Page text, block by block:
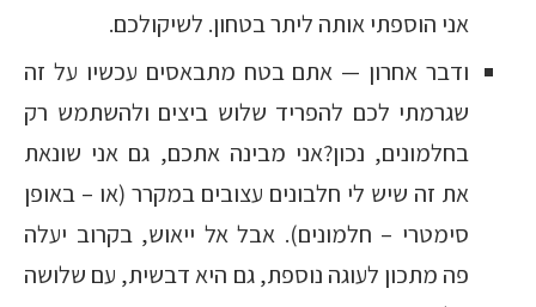
אני הוספתי אותה ליתר בטחון. לשיקולכם.
ודבר אחרון — אתם בטח מתבאסים עכשיו על זה
שגרמתי לכם להפריד שלוש ביצים ולהשתמש רק
בחלמונים, נכון?אני מבינה אתכם, גם אני שונאת
את זה שיש לי חלבונים עצובים במקרר (או – באופן
סימטרי – חלמונים). אבל אל ייאוש, בקרוב יעלה
פה מתכון לעוגה נוספת, גם היא דבשית, עם שלושה